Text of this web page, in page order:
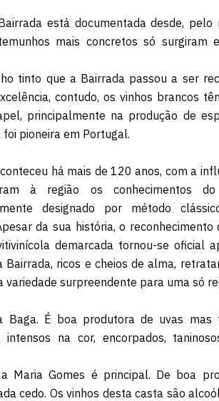
está documentada desde, pelo
mais concretos só surgiram
tinto que a Bairrada passou a ser
contudo, os vinhos brancos
principalmente na produção de
pioneira em Portugal.
há mais de 120 anos, com a
à região os conhecimentos
designado por método
da sua história, o reconhecimento
demarcada tornou-se oficial
ricos e cheios de alma,
surpreendente para uma só
Baga. É boa produtora de uvas mas
intensos na cor, encorpados,
Maria Gomes é principal. De boa
cedo. Os vinhos desta casta são